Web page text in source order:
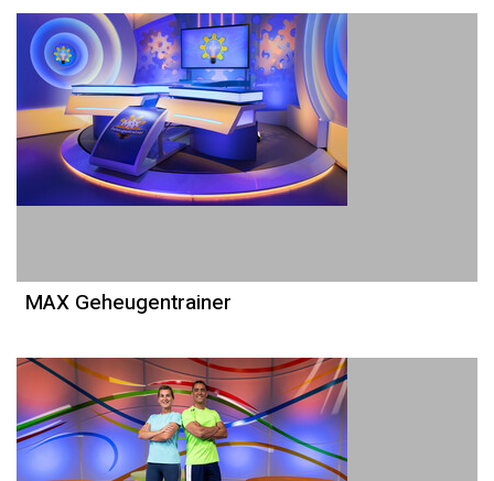
MAX Geheugentrainer